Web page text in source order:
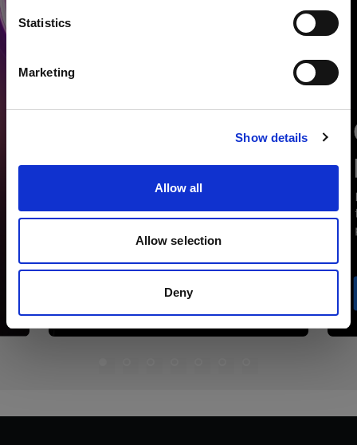
Statistics
Marketing
Show details
Allow all
Allow selection
Deny
Visita sito